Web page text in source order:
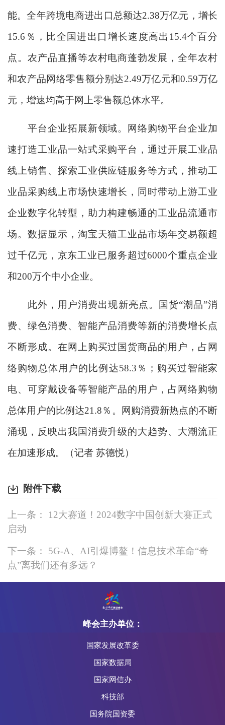
能。全年跨境电商进出口总额达2.38万亿元，增长
15.6％，比全国进出口增长速度高出15.4个百分
点。农产品直播等农村电商蓬勃发展，全年农村
和农产品网络零售额分别达2.49万亿元和0.59万亿
元，增速均高于网上零售额总体水平。
平台企业拓展新领域。网络购物平台企业加
速打造工业品一站式采购平台，通过开展工业品
线上销售、探索工业供应链服务等方式，推动工
业品采购线上市场快速增长，同时带动上游工业
企业数字化转型，助力构建畅通的工业品流通市
场。数据显示，淘宝天猫工业品市场年交易额超
过千亿元，京东工业已服务超过6000个重点企业
和200万个中小企业。
此外，用户消费出现新亮点。国货“潮品”消
费、绿色消费、智能产品消费等新的消费增长点
不断形成。在网上购买过国货商品的用户，占网
络购物总体用户的比例达58.3％；购买过智能家
电、可穿戴设备等智能产品的用户，占网络购物
总体用户的比例达21.8％。网购消费新热点的不断
涌现，反映出我国消费升级的大趋势、大潮流正
在加速形成。（记者 苏德悦）
附件下载
上一条： 12大赛道！2024数字中国创新大赛正式
启动
下一条： 5G-A、AI引爆博鳌！信息技术革命“奇
点”离我们还有多远？
峰会主办单位：
国家发展改革委
国家数据局
国家网信办
科技部
国务院国资委